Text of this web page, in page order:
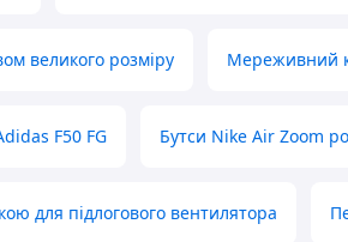
великого розміру Мереживний
F50 FG Бутси Nike Air Zoom
для підлогового вентилятора